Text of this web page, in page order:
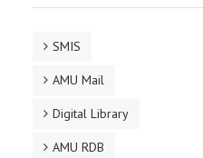
SMIS
AMU Mail
Digital Library
AMU RDB